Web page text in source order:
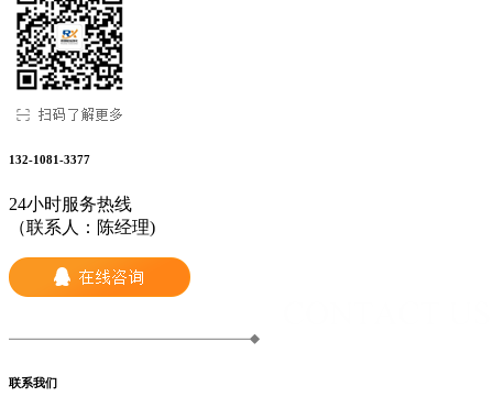
132-1081-3377
24小时服务热线
（联系人：陈经理)
联系我们